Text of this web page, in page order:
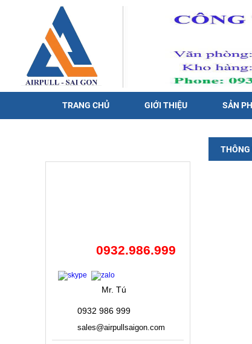
TRANG CHỦ GIỚI THIỆU SẢN
0932.986.999
Mr. Tú
0932 986 999
sales@airpullsaigon.com
THÔNG